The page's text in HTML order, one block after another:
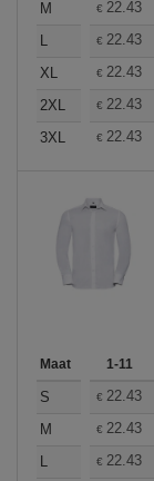
M
€ 22.43
L
€ 22.43
XL
€ 22.43
2XL
€ 22.43
3XL
€ 22.43
Maat 1-11
S € 22.43
M
€ 22.43
L
€ 22.43